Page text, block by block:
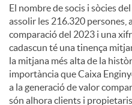
El nombre de socis i sòcies
assolir les 216.320 persones,
comparació del 2023 i una
cadascun té una tinença
la mitjana més alta de la
importància que Caixa
a la generació de valor
són alhora clients i